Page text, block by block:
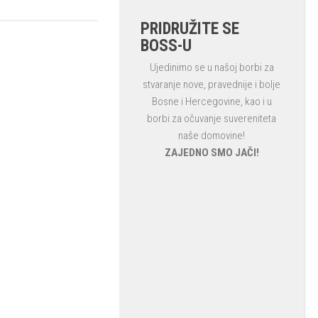
PRIDRUŽITE SE
BOSS-U
Ujedinimo se u našoj borbi za
stvaranje nove, pravednije i bolje
Bosne i Hercegovine, kao i u
borbi za očuvanje suvereniteta
naše domovine!
ZAJEDNO SMO JAČI!